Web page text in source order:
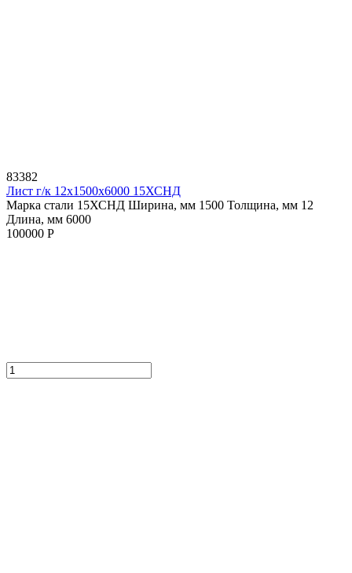
83382
Лист г/к 12х1500х6000 15ХСНД
Марка стали 15ХСНД Ширина, мм 1500 Толщина, мм 12
Длина, мм 6000
100000 Р